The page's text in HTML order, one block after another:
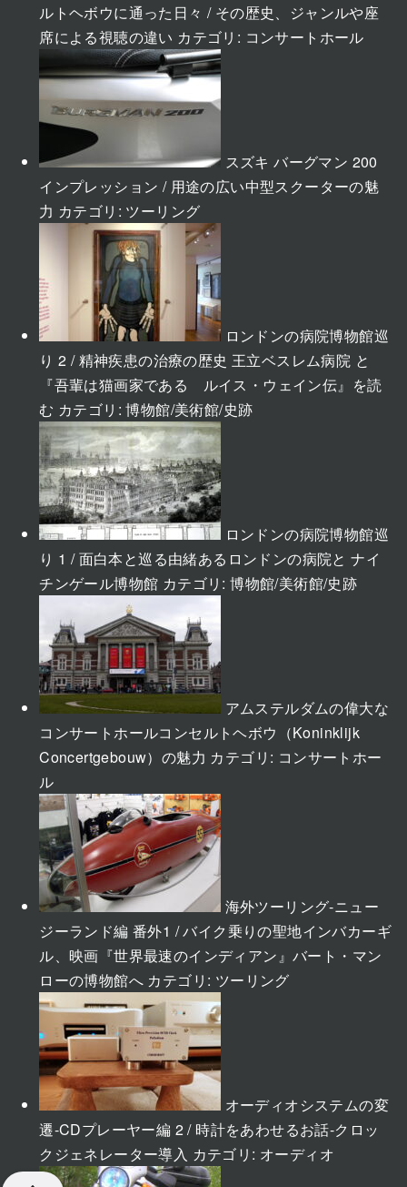
ルトヘボウに通った日々 / その歴史、ジャンルや座
席による視聴の違い カテゴリ: コンサートホール
スズキ バーグマン 200
インプレッション / 用途の広い中型スクーターの魅
力 カテゴリ: ツーリング
ロンドンの病院博物館巡
り 2 / 精神疾患の治療の歴史 王立ベスレム病院 と
『吾輩は猫画家である ルイス・ウェイン伝』を読
む カテゴリ:博物館/美術館/史跡
ロンドンの病院博物館巡
り 1 / 面白本と巡る由緒あるロンドンの病院と ナイ
チンゲール博物館 カテゴリ:博物館/美術館/史跡
アムステルダムの偉大な
コンサートホールコンセルトヘボウ（Koninklijk
Concertgebouw）の魅力 カテゴリ: コンサートホー
ル
海外ツーリング-ニュー
ジーランド編 番外1 / バイク乗りの聖地インバカーギ
ル、映画『世界最速のインディアン』バート・マン
ローの博物館へ カテゴリ: ツーリング
オーディオシステムの変
遷-CDプレーヤー編 2 / 時計をあわせるお話-クロッ
クジェネレーター導入 カテゴリ: オーディオ